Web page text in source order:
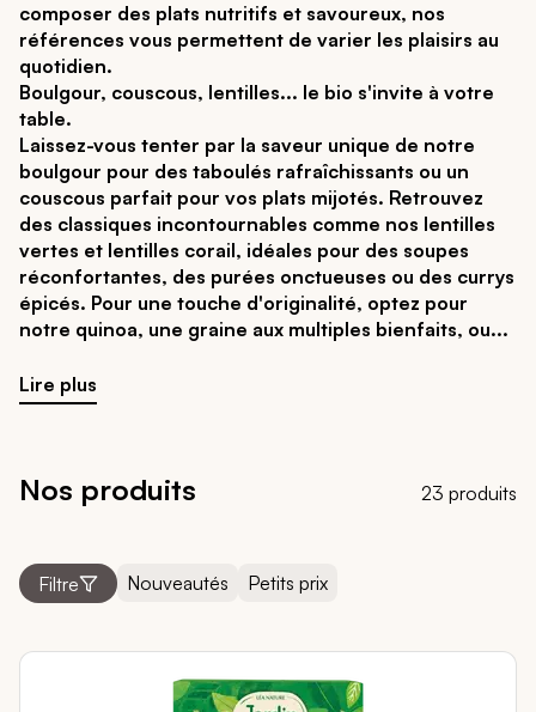
composer des plats nutritifs et savoureux, nos
références vous permettent de varier les plaisirs au
quotidien.
Boulgour, couscous, lentilles... le bio s'invite à votre
table.
Laissez-vous tenter par la saveur unique de notre
boulgour pour des taboulés rafraîchissants ou un
couscous parfait pour vos plats mijotés. Retrouvez
des classiques incontournables comme nos lentilles
vertes et lentilles corail, idéales pour des soupes
réconfortantes, des purées onctueuses ou des currys
épicés. Pour une touche d'originalité, optez pour
notre quinoa, une graine aux multiples bienfaits, ou
Lire plus
23 produits
Nos produits
Filtre Nouveautés Petits prix